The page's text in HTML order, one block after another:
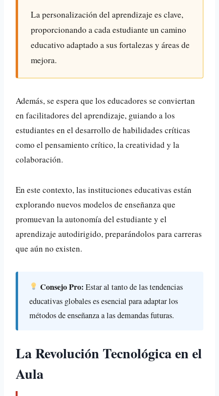
La personalización del aprendizaje es clave,
proporcionando a cada estudiante un camino
educativo adaptado a sus fortalezas y áreas de
mejora.
Además, se espera que los educadores se conviertan
en facilitadores del aprendizaje, guiando a los
estudiantes en el desarrollo de habilidades críticas
como el pensamiento crítico, la creatividad y la
colaboración.
En este contexto, las instituciones educativas están
explorando nuevos modelos de enseñanza que
promuevan la autonomía del estudiante y el
aprendizaje autodirigido, preparándolos para carreras
que aún no existen.
Consejo Pro: Estar al tanto de las tendencias
educativas globales es esencial para adaptar los
métodos de enseñanza a las demandas futuras.
La Revolución Tecnológica en el
Aula